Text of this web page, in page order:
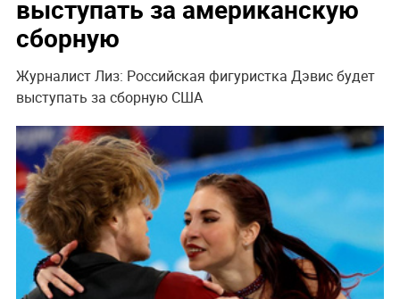
выступать за американскую
сборную
Журналист Лиз: Российская фигуристка Дэвис будет
выступать за сборную США